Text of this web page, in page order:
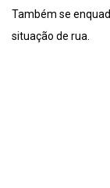
Também se
situação de rua.